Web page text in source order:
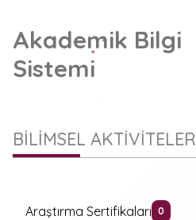
Akademik Bilgi
Sistemi
BİLİMSEL AKTİVİTELER
Araştırma Sertifikaları 0